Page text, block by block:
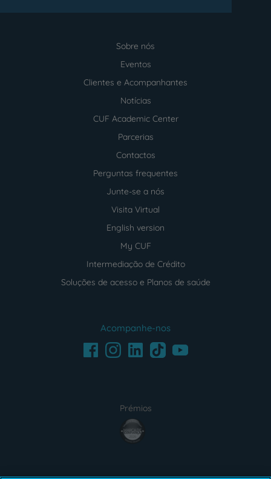
Sobre nós
Eventos
Clientes e Acompanhantes
Notícias
CUF Academic Center
Parcerias
Contactos
Perguntas frequentes
Junte-se a nós
Visita Virtual
English version
My CUF
Intermediação de Crédito
Soluções de acesso e Planos de saúde
Acompanhe-nos
FacebookInstagramLinkedInTikTokYoutube
Prémios
award4